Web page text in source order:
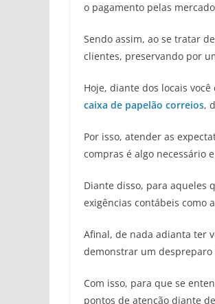
o pagamento pelas
Sendo assim, ao se tratar
clientes, preservando por
Hoje, diante dos locais
caixa de papelão correios,
Por isso, atender as
compras é algo necessário
Diante disso, para aqueles
exigências contábeis como
Afinal, de nada adianta ter
demonstrar um
Com isso, para que se
pontos de atenção diante